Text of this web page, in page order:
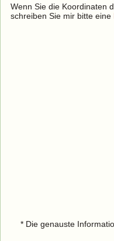
Wenn Sie die Koordinaten
schreiben Sie mir bitte eine
* Die genauste